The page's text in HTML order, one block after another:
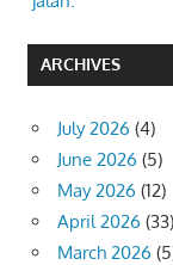
ARCHIVES
July 2026 (4)
June 2026 (5)
May 2026 (12)
April 2026 (33)
March 2026